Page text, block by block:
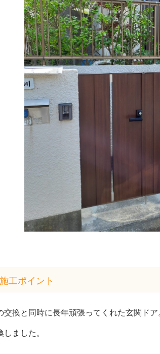
工ポイント
交換と同時に長年頑張ってくれた玄関ドア
ました。